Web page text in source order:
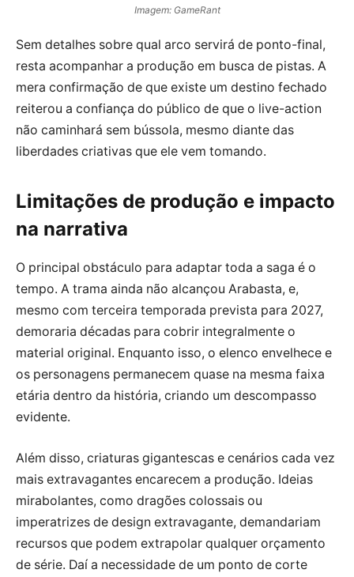
Imagem: GameRant
Sem detalhes sobre qual arco servirá de ponto-final,
resta acompanhar a produção em busca de pistas. A
mera confirmação de que existe um destino fechado
reiterou a confiança do público de que o live-action
não caminhará sem bússola, mesmo diante das
liberdades criativas que ele vem tomando.
Limitações de produção e impacto
na narrativa
O principal obstáculo para adaptar toda a saga é o
tempo. A trama ainda não alcançou Arabasta, e,
mesmo com terceira temporada prevista para 2027,
demoraria décadas para cobrir integralmente o
material original. Enquanto isso, o elenco envelhece e
os personagens permanecem quase na mesma faixa
etária dentro da história, criando um descompasso
evidente.
Além disso, criaturas gigantescas e cenários cada vez
mais extravagantes encarecem a produção. Ideias
mirabolantes, como dragões colossais ou
imperatrizes de design extravagante, demandariam
recursos que podem extrapolar qualquer orçamento
de série. Daí a necessidade de um ponto de corte